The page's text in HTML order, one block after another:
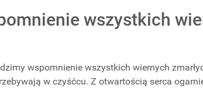
wszystkich
wspomnienie wszystkich wiernych
w czyśćcu. Z otwartością serca